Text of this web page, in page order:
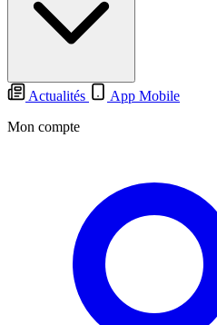
Actualités
App Mobile
Mon compte